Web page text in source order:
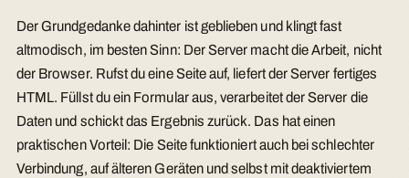
Der Grundgedanke dahinter ist geblieben und klingt fast
altmodisch, im besten Sinn: Der Server macht die Arbeit, nicht
der Browser. Rufst du eine Seite auf, liefert der Server fertiges
HTML. Füllst du ein Formular aus, verarbeitet der Server die
Daten und schickt das Ergebnis zurück. Das hat einen
praktischen Vorteil: Die Seite funktioniert auch bei schlechter
Verbindung, auf älteren Geräten und selbst mit deaktiviertem